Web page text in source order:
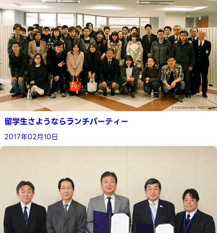
留学生さようならランチパーティー
2017年02月10日